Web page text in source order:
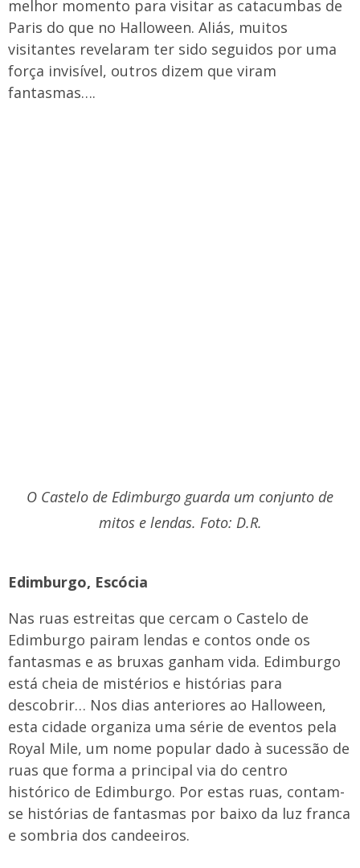
melhor momento para visitar as catacumbas de
Paris do que no Halloween. Aliás, muitos
visitantes revelaram ter sido seguidos por uma
força invisível, outros dizem que viram
fantasmas….
O Castelo de Edimburgo guarda um conjunto de
mitos e lendas. Foto: D.R.
Edimburgo, Escócia
Nas ruas estreitas que cercam o Castelo de
Edimburgo pairam lendas e contos onde os
fantasmas e as bruxas ganham vida. Edimburgo
está cheia de mistérios e histórias para
descobrir… Nos dias anteriores ao Halloween,
esta cidade organiza uma série de eventos pela
Royal Mile, um nome popular dado à sucessão de
ruas que forma a principal via do centro
histórico de Edimburgo. Por estas ruas, contam-
se histórias de fantasmas por baixo da luz franca
e sombria dos candeeiros.